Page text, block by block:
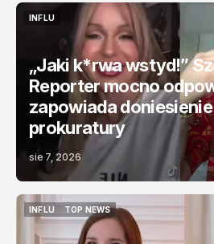
INFLU
„Jaki k*rwa wstyd!”
Reporter mocno
zapowiada
prokuratury
sie 7, 2026
INFLU
INFLU
TOP NEWS
TOP NEWS